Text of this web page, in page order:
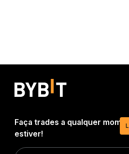
Faça trades a qualquer
estiver!